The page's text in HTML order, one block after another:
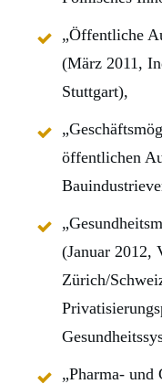
„Öffentliche
(März 2011,
Stuttgart),
öffentlichen
(Januar 2012,
Zürich/
„Pharma- und